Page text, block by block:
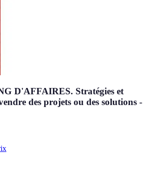
D'AFFAIRES. Stratégies et
des projets ou des solutions -